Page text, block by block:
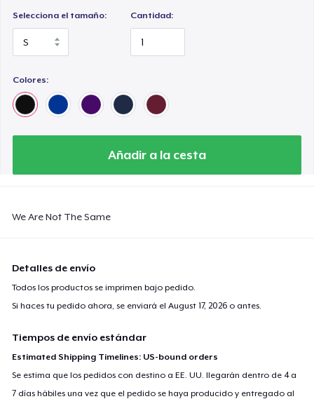
Selecciona el tamaño: Cantidad:
Colores:
Añadir a la cesta
We Are Not The Same
Detalles de envío
Todos los productos se imprimen bajo pedido.
Si haces tu pedido ahora, se enviará elAugust 17, 2026 o antes.
Tiempos de envío estándar
Estimated Shipping Timelines: US-bound orders
Se estima que los pedidos con destino a EE. UU. llegarán dentro de 4 a
7 días hábiles una vez que el pedido se haya producido y entregado al